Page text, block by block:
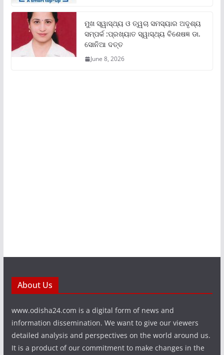
ମୁଖ ସ୍ୱାସ୍ଥ୍ୟ ଓ ତ୍ୱଚା ସମସ୍ୟାର ଅଦୃଶ୍ୟ
ସମ୍ପର୍କ :ପ୍ରଖ୍ୟାତ ସ୍ୱାସ୍ଥ୍ୟ ବିଶେଷଜ୍ଞ ଡା.
ସୋନିଆ ଦତ୍ତ
June 8, 2026
About Us
www.odisha24.com is a digital form of news and
information dissemination. We want to give our viewers
detailed analysis and perspectives on the world around us.
It is a product of our commitment to make changes in the